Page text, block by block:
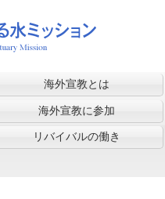
海外宣教とは
海外宣教に参加
リバイバルの働き